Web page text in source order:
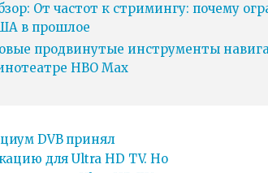
От частот к стримингу: почему
в прошлое
продвинутые инструменты
HBO Max
DVB принял
для Ultra HD TV. Но